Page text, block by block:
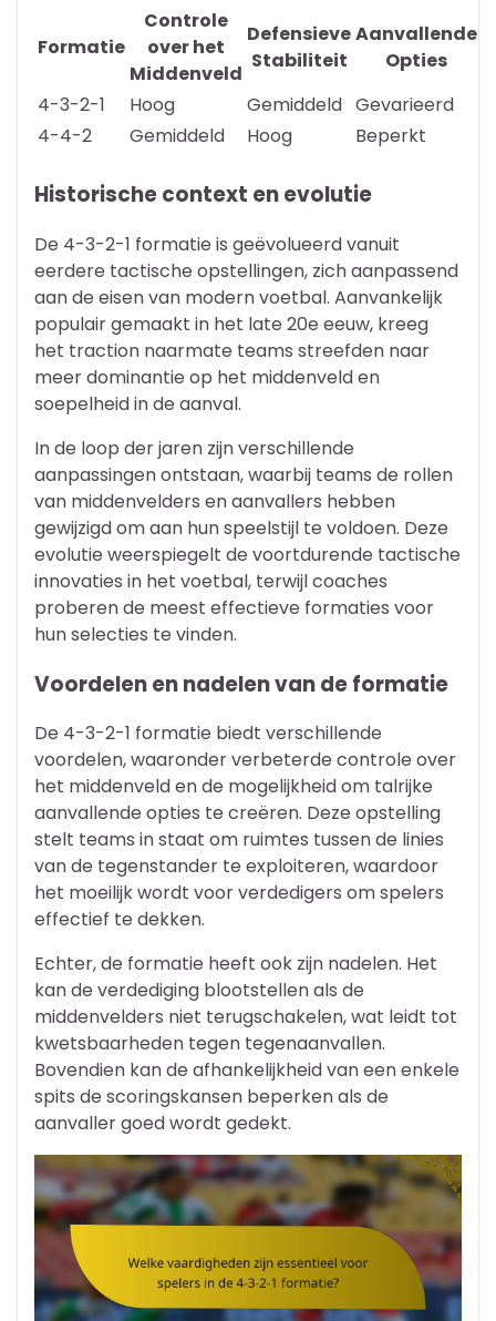
Formatie
Controle
over het
Middenveld
Defensieve
Stabiliteit
Aanvallende
Opties
4-3-2-1
Hoog Gemiddeld Gevarieerd
4-4-2
Gemiddeld Hoog Beperkt
Historische context en evolutie
De 4-3-2-1 formatie is geëvolueerd vanuit
eerdere tactische opstellingen, zich aanpassend
aan de eisen van modern voetbal. Aanvankelijk
populair gemaakt in het late 20e eeuw, kreeg
het traction naarmate teams streefden naar
meer dominantie op het middenveld en
soepelheid in de aanval.
In de loop der jaren zijn verschillende
aanpassingen ontstaan, waarbij teams de rollen
van middenvelders en aanvallers hebben
gewijzigd om aan hun speelstijl te voldoen. Deze
evolutie weerspiegelt de voortdurende tactische
innovaties in het voetbal, terwijl coaches
proberen de meest effectieve formaties voor
hun selecties te vinden.
Voordelen en nadelen van de formatie
De 4-3-2-1 formatie biedt verschillende
voordelen, waaronder verbeterde controle over
het middenveld en de mogelijkheid om talrijke
aanvallende opties te creëren. Deze opstelling
stelt teams in staat om ruimtes tussen de linies
van de tegenstander te exploiteren, waardoor
het moeilijk wordt voor verdedigers om spelers
effectief te dekken.
Echter, de formatie heeft ook zijn nadelen. Het
kan de verdediging blootstellen als de
middenvelders niet terugschakelen, wat leidt tot
kwetsbaarheden tegen tegenaanvallen.
Bovendien kan de afhankelijkheid van een enkele
spits de scoringskansen beperken als de
aanvaller goed wordt gedekt.